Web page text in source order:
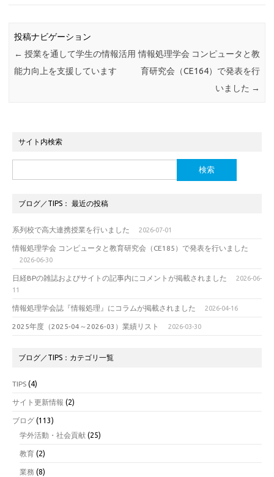
投稿ナビゲーション
← 授業を通して学生の情報活用
能力向上を支援しています
情報処理学会 コンピュータと教
育研究会（CE164）で発表を行
いました →
サイト内検索
索:
ブログ／TIPS： 最近の投稿
系列校で高大連携授業を行いました 2026-07-01
情報処理学会 コンピュータと教育研究会（CE185）で発表を行いました
2026-06-30
日経BPの雑誌およびサイトの記事内にコメントが掲載されました
2026-06-
11
情報処理学会誌『情報処理』にコラムが掲載されました 2026-04-16
2025年度（2025-04～2026-03）業績リスト 2026-03-30
ブログ／TIPS：カテゴリ一覧
TIPS (4)
サイト更新情報 (2)
ブログ (113)
学外活動・社会貢献 (25)
教育 (2)
業務 (8)